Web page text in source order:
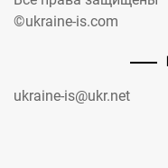
©ukraine-is.com
ukraine-is@ukr.net